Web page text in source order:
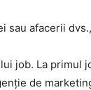
sau afacerii
job. La primul
de